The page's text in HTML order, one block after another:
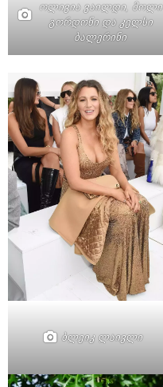
ოლივია ვაილდი, მოლი
გორდონი და კელსი
ბალერინი
ბლეიკ ლაივლი